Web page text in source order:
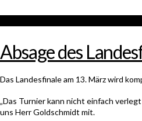
Absage des
Das Landesfinale am 13. März wird
„Das Turnier kann nicht einfach
uns Herr Goldschmidt mit.